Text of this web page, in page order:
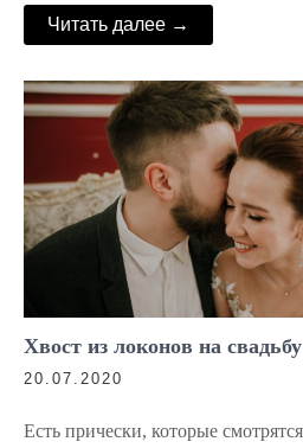
Читать далее →
Хвост из локонов на свадьбу
20.07.2020
Есть прически, которые